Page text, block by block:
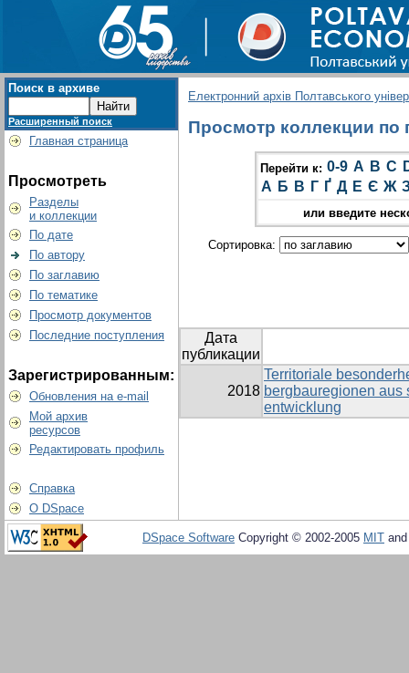
Поиск в архиве
Расширенный поиск
Главная страница
Просмотреть
Разделы
и коллекции
По дате
По автору
По заглавию
По тематике
Просмотр документов
Последние поступления
Зарегистрированным:
Обновления на e-mail
Мой архив
ресурсов
Редактировать профиль
Справка
О DSpace
Електронний архів Полтавського
Просмотр коллекции по
Перейти к: 0-9 A B C
А Б В Г Ґ Д Е Є Ж
или введите
Сортировка:
Дата
публикации
2018
Territoriale
bergbauregionen aus
entwicklung
DSpace Software Copyright © 2002-2005 MIT